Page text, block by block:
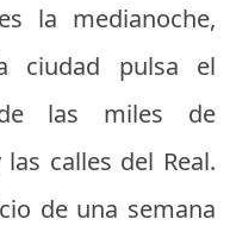
la medianoche,
ciudad pulsa el
las miles de
calles del Real.
de una semana